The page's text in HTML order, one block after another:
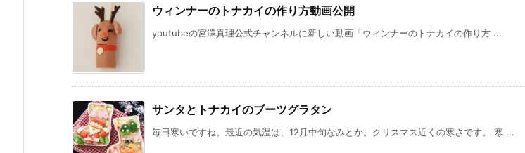
ウィンナーのトナカイの作り方動画公開
youtubeの宮澤真理公式チャンネルに新しい動画「ウィンナーのトナカイの作り方 ...
サンタとトナカイのブーツグラタン
毎日寒いですね。最近の気温は、12月中旬なみとか。クリスマス近くの寒さです。 寒 ...